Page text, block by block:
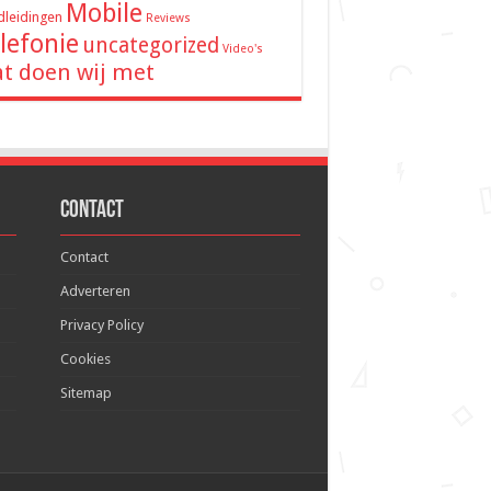
Mobile Reviews
uncategorized Video's
doen wij met
Contact
Contact
Adverteren
Privacy Policy
Cookies
Sitemap